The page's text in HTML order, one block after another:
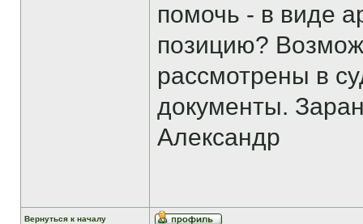
помочь - в виде
позицию?
рассмотрены в
документы.
Александр
Вернуться к началу